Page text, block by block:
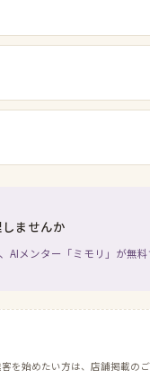
ませんか
AIメンター「ミモリ」が無料
を始めたい方は、店舗掲載のご